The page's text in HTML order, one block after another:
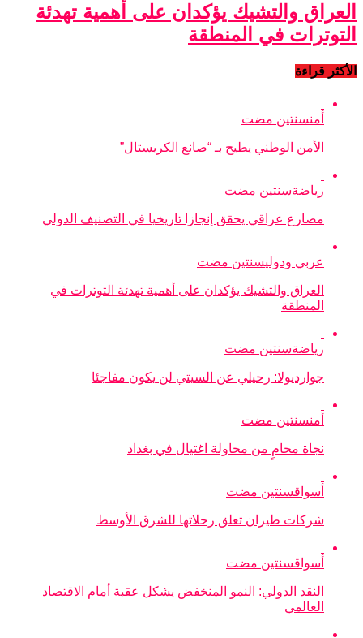
العراق والتشيك يؤكدان على أهمية تهدئة
التوترات في المنطقة
الأكثر قراءة
أمنسنتين مضت
الأمن الوطني يطيح بـ “صانع الكريستال”
رياضةسنتين مضت
مصارع عراقي يحقق إنجازا تاريخيا في التصنيف الدولي
عربي ودوليسنتين مضت
العراق والتشيك يؤكدان على أهمية تهدئة التوترات في
المنطقة
رياضةسنتين مضت
جوارديولا: رحيلي عن السيتي لن يكون مفاجئا
أمنسنتين مضت
نجاة محامٍ من محاولة اغتيال في بغداد
أسواقسنتين مضت
شركات طيران تعلق رحلاتها للشرق الأوسط
أسواقسنتين مضت
النقد الدولي: النمو المنخفض يشكل عقبة أمام الاقتصاد
العالمي